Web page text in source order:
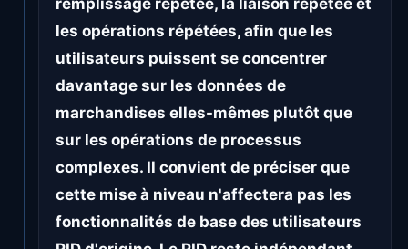
remplissage répétée, la liaison répétée et
les opérations répétées, afin que les
utilisateurs puissent se concentrer
davantage sur les données de
marchandises elles-mêmes plutôt que
sur les opérations de processus
complexes. Il convient de préciser que
cette mise à niveau n'affectera pas les
fonctionnalités de base des utilisateurs